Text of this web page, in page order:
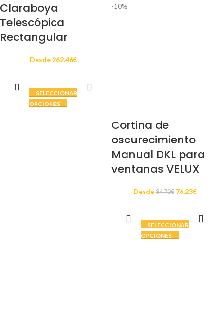
Claraboya
Telescópica
Rectangular
Desde 262.46€
SELECCIONAR
OPCIONES
-10%
Cortina de
oscurecimiento
Manual DKL para
ventanas VELUX
Desde 84.70€ 76.23€
SELECCIONAR
OPCIONES